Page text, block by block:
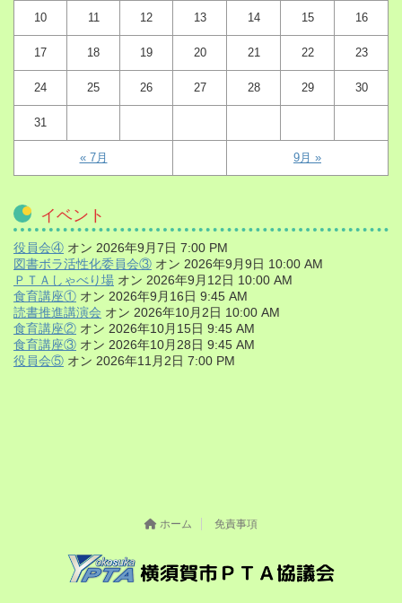
10 11 12 13 14 15 16
17 18 19 20 21 22 23
24 25 26 27 28 29 30
31
« 7月 9月 »
イベント
役員会④ オン 2026年9月7日 7:00 PM
図書ボラ活性化委員会③ オン 2026年9月9日 10:00 AM
ＰＴＡしゃべり場 オン 2026年9月12日 10:00 AM
食育講座① オン 2026年9月16日 9:45 AM
読書推進講演会 オン 2026年10月2日 10:00 AM
食育講座② オン 2026年10月15日 9:45 AM
食育講座③ オン 2026年10月28日 9:45 AM
役員会⑤ オン 2026年11月2日 7:00 PM
ホーム 免責事項